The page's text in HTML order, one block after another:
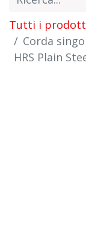
Tutti i
Corda
HRS Plain